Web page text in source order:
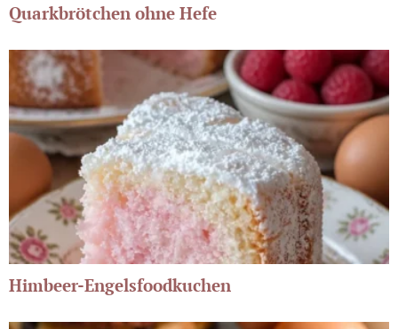
Quarkbrötchen ohne Hefe
Himbeer-Engelsfoodkuchen